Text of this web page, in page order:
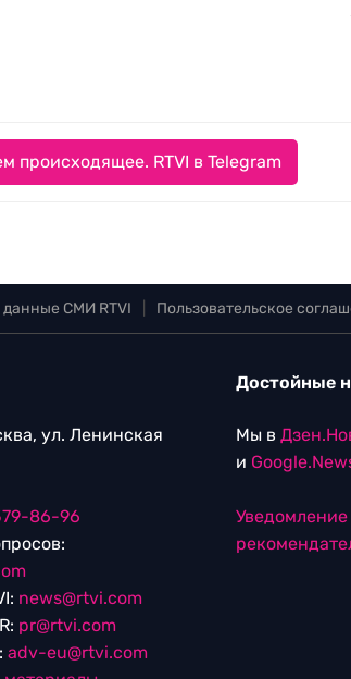
происходящее. RTVI в Telegram
СМИ RTVI Пользовательское
ул. Ленинская
86-96
news@rtvi.com
pr@rtvi.com
adv-eu@rtvi.com
Достойные
Мы в
и
Уведомление